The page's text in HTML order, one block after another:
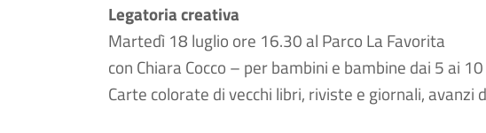
Legatoria creativa
Martedì 18 luglio ore 16.30 al Parco La Favorita
con Chiara Cocco – per bambini e bambine dai 5 ai
Carte colorate di vecchi libri, riviste e giornali,